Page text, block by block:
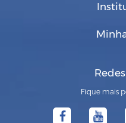
Fique mais